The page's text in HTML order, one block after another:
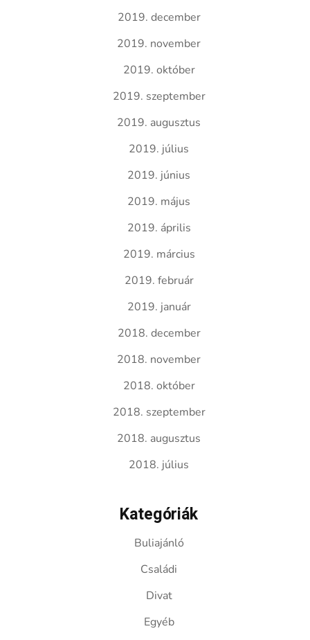
2019. december
2019. november
2019. október
2019. szeptember
2019. augusztus
2019. július
2019. június
2019. május
2019. április
2019. március
2019. február
2019. január
2018. december
2018. november
2018. október
2018. szeptember
2018. augusztus
2018. július
Kategóriák
Buliajánló
Családi
Divat
Egyéb